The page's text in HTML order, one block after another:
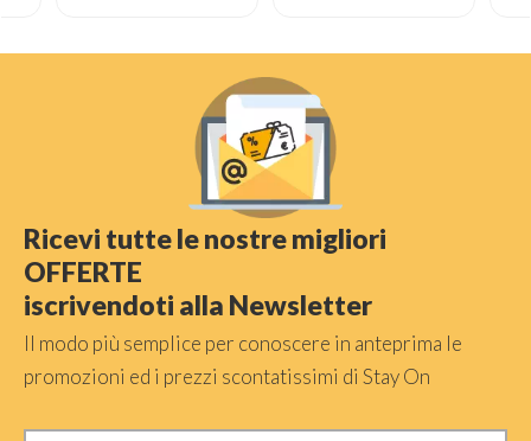
Ricevi tutte le nostre migliori
OFFERTE
iscrivendoti alla Newsletter
Il modo più semplice per conoscere in anteprima le
promozioni ed i prezzi scontatissimi di Stay On